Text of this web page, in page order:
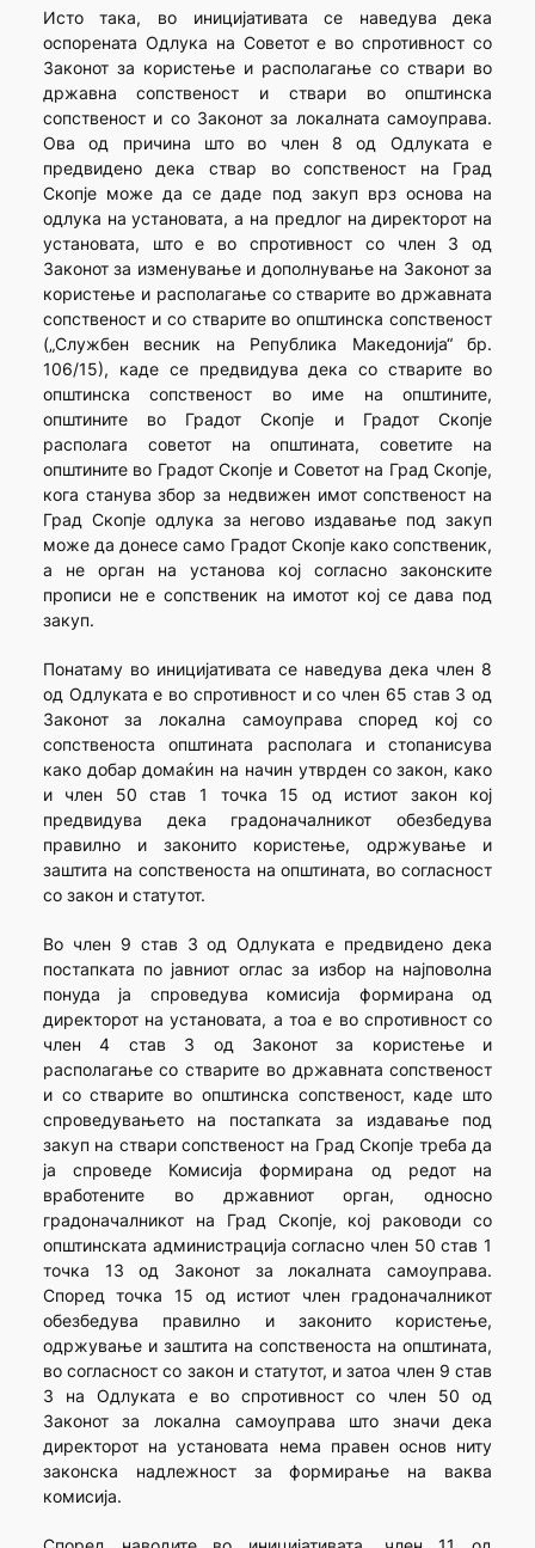
Исто така, во иницијативата се наведува дека
оспорената Одлука на Советот е во спротивност со
Законот за користење и располагање со ствари во
државна сопственост и ствари во општинска
сопственост и со Законот за локалната самоуправа.
Ова од причина што во член 8 од Одлуката е
предвидено дека ствар во сопственост на Град
Скопје може да се даде под закуп врз основа на
одлука на установата, а на предлог на директорот на
установата, што е во спротивност со член 3 од
Законот за изменување и дополнување на Законот за
користење и располагање со стварите во државната
сопственост и со стварите во општинска сопственост
(„Службен весник на Република Македонија“ бр.
106/15), каде се предвидува дека со стварите во
општинска сопственост во име на општините,
општините во Градот Скопје и Градот Скопје
располага советот на општината, советите на
општините во Градот Скопје и Советот на Град Скопје,
кога станува збор за недвижен имот сопственост на
Град Скопје одлука за негово издавање под закуп
може да донесе само Градот Скопје како сопственик,
а не орган на установа кој согласно законските
прописи не е сопственик на имотот кој се дава под
закуп.
Понатаму во иницијативата се наведува дека член 8
од Одлуката е во спротивност и со член 65 став 3 од
Законот за локална самоуправа според кој со
сопственоста општината располага и стопанисува
како добар домаќин на начин утврден со закон, како
и член 50 став 1 точка 15 од истиот закон кој
предвидува дека градоначалникот обезбедува
правилно и законито користење, одржување и
заштита на сопственоста на општината, во согласност
со закон и статутот.
Во член 9 став 3 од Одлуката е предвидено дека
постапката по јавниот оглас за избор на најповолна
понуда ја спроведува комисија формирана од
директорот на установата, а тоа е во спротивност со
член 4 став 3 од Законот за користење и
располагање со стварите во државната сопственост
и со стварите во општинска сопственост, каде што
спроведувањето на постапката за издавање под
закуп на ствари сопственост на Град Скопје треба да
ја спроведе Комисија формирана од редот на
вработените во државниот орган, односно
градоначалникот на Град Скопје, кој раководи со
општинската администрација согласно член 50 став 1
точка 13 од Законот за локалната самоуправа.
Според точка 15 од истиот член градоначалникот
обезбедува правилно и законито користење,
одржување и заштита на сопственоста на општината,
во согласност со закон и статутот, и затоа член 9 став
3 на Одлуката е во спротивност со член 50 од
Законот за локална самоуправа што значи дека
директорот на установата нема правен основ ниту
законска надлежност за формирање на ваква
комисија.